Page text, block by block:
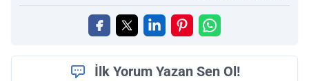
İlk Yorum Yazan Sen Ol!